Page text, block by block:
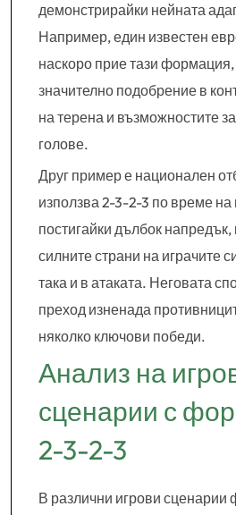
демонстрирайки нейната
Например, един известен
наскоро прие тази
значително подобрение в
на терена и възможностите
голове.
Друг пример е национален
използва 2-3-2-3 по време на
постигайки дълбок
силните страни на играчите
така и в атаката. Неговата
преход изненада
няколко ключови победи.
Анализ на
сценарии с
2-3-2-3
В различни игрови